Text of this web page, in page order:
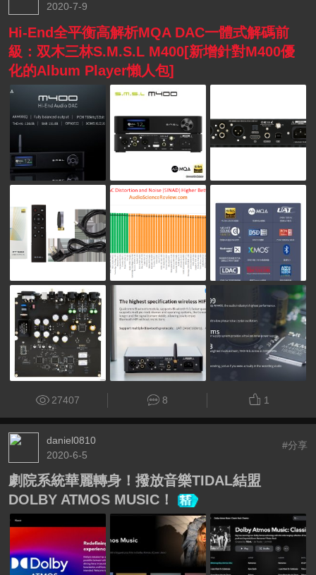
2020-7-9
Hi-End全平衡高解析MQA DAC一體式解碼前
級：双木三林S.M.S.L M400[新增針對M400優
化的Album Player懶人包]
27407 8 1
daniel0810
2020-6-5
#分享
劇院系統華麗轉身！撥放音樂TIDAL結盟
DOLBY ATMOS MUSIC！